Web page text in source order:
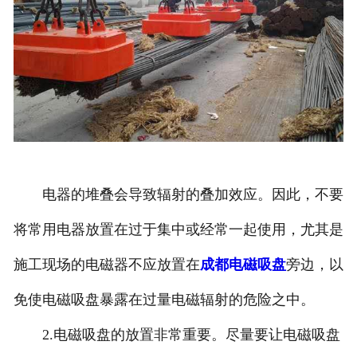
电器的堆叠会导致辐射的叠加效应。因此，不要
将常用电器放置在过于集中或经常一起使用，尤其是
施工现场的电磁器不应放置在成都电磁吸盘旁边，以
免使电磁吸盘暴露在过量电磁辐射的危险之中。
2.电磁吸盘的放置非常重要。尽量要让电磁吸盘